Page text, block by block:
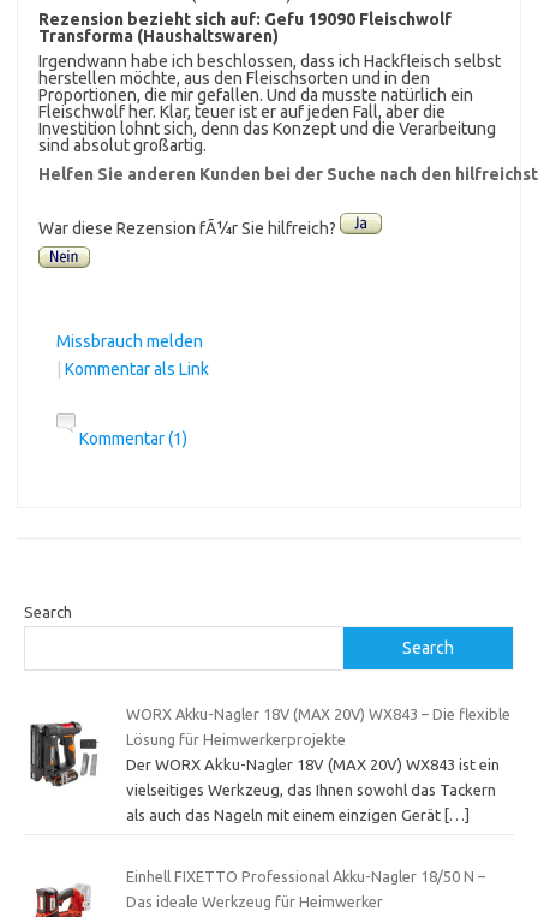
Rezension bezieht sich auf: Gefu 19090 Fleischwolf
Transforma (Haushaltswaren)
Irgendwann habe ich beschlossen, dass ich Hackfleisch selbst
herstellen möchte, aus den Fleischsorten und in den
Proportionen, die mir gefallen. Und da musste natürlich ein
Fleischwolf her. Klar, teuer ist er auf jeden Fall, aber die
Investition lohnt sich, denn das Konzept und die Verarbeitung
sind absolut großartig.
Helfen Sie anderen Kunden bei der Suche nach den
War diese Rezension fÃ¼r Sie hilfreich?
Missbrauch melden
Kommentar als Link
Kommentar (1)
Search
Search
WORX Akku-Nagler 18V (MAX 20V) WX843 – Die flexible
Lösung für Heimwerkerprojekte
Der WORX Akku-Nagler 18V (MAX 20V) WX843 ist ein
vielseitiges Werkzeug, das Ihnen sowohl das Tackern
als auch das Nageln mit einem einzigen Gerät […]
Einhell FIXETTO Professional Akku-Nagler 18/50 N –
Das ideale Werkzeug für Heimwerker